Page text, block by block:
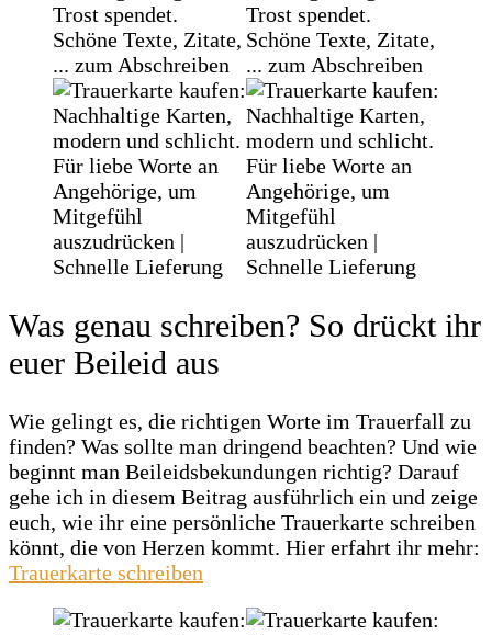
Was genau schreiben? So drückt ihr
euer Beileid aus
Wie gelingt es, die richtigen Worte im Trauerfall zu
finden? Was sollte man dringend beachten? Und wie
beginnt man Beileidsbekundungen richtig? Darauf
gehe ich in diesem Beitrag ausführlich ein und zeige
euch, wie ihr eine persönliche Trauerkarte schreiben
könnt, die von Herzen kommt. Hier erfahrt ihr mehr:
Trauerkarte schreiben